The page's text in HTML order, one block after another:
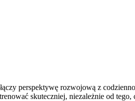
perspektywę rozwojową z
skuteczniej, niezależnie od tego,